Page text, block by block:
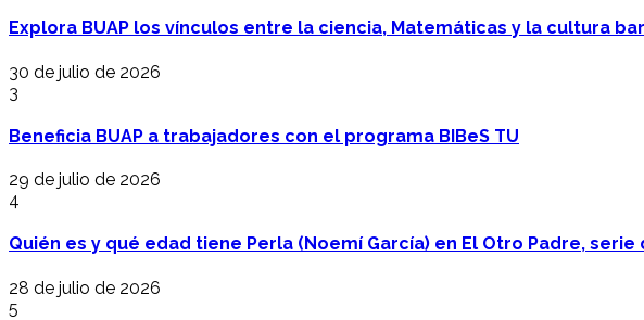
Explora BUAP los vínculos entre la ciencia, Matemáticas y la cultura
30 de julio de 2026
3
Beneficia BUAP a trabajadores con el programa BIBeS TU
29 de julio de 2026
4
Quién es y qué edad tiene Perla (Noemí García) en El Otro Padre, serie
28 de julio de 2026
5